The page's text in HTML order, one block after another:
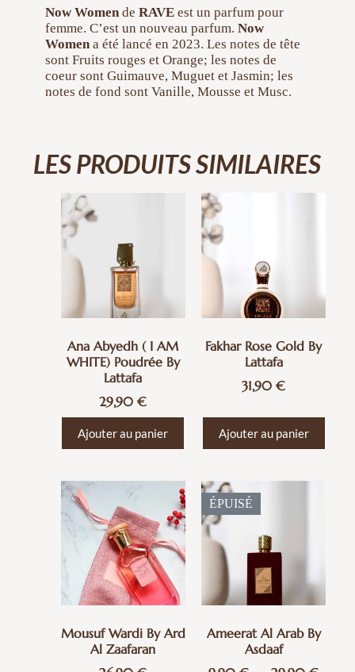
Now Womende RAVEest un parfum pour
femme. C’est un nouveau parfum. Now
Womena été lancé en 2023. Les notes de tête
sont Fruits rouges et Orange; les notes de
coeur sont Guimauve, Muguet et Jasmin; les
notes de fond sont Vanille, Mousse et Musc.
LES PRODUITS SIMILAIRES
Ana Abyedh ( I AM
WHITE) Poudrée By
Lattafa
29,90€
Ajouter au panier
Fakhar Rose Gold By
Lattafa
31,90€
Ajouter au panier
Mousuf Wardi By Ard
Al Zaafaran
ÉPUISÉ
Ameerat Al Arab By
Asdaaf